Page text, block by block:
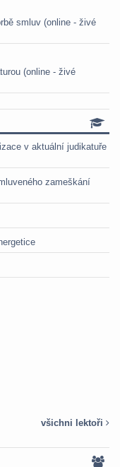
smluv (online - živé
(online - živé
v aktuální judikatuře
zameškání
všichni lektoři